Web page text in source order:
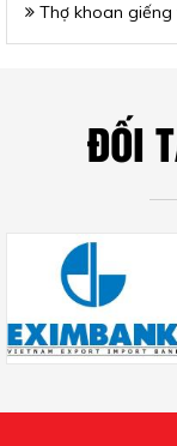
Thợ khoan
ĐỐI